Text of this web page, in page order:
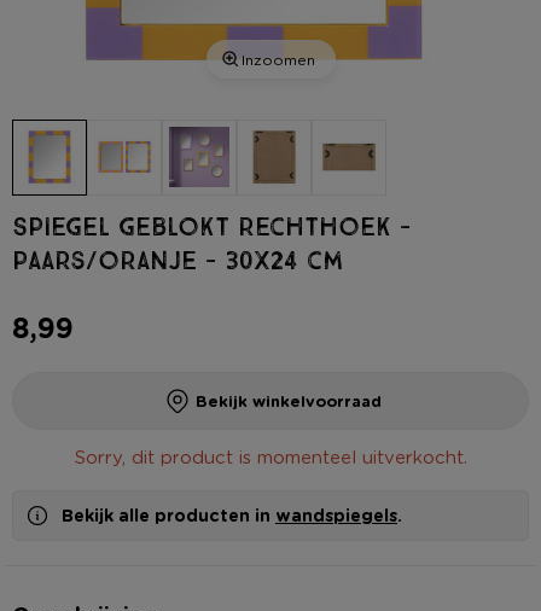
Inzoomen
Spiegel geblokt rechthoek -
paars/oranje - 30x24 cm
8,99
Bekijk winkelvoorraad
Sorry, dit product is momenteel uitverkocht.
Bekijk alle producten in wandspiegels.